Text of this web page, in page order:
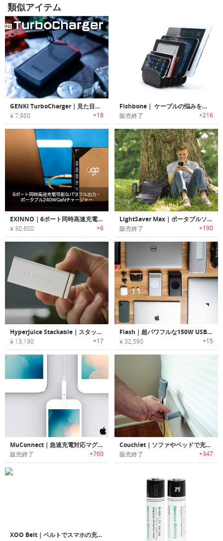
類似アイテム
GENKI TurboCharger｜見た目も使い勝手もスマートな高性能充電器
¥ 7,980 +18
Fishbone｜ ケーブルの悩みをスッキリ解消する充電ステーション「フィッシュボーン」
販売終了 +216
EXINNO｜6ポート同時高速充電可能なパワフル出力・ポータブル240WGaNチャージャー「エクシノ」
¥ 30,600 +6
LightSaver Max｜ポータブルソーラーパワーステーション「ライトセーバーマックス」
販売終了 +190
HyperJuice Stackable｜スタックして使える65W/100W USB-C GaNチャージャー「ハイパージュース」
¥ 13,190 +17
Flash｜超パワフルな150W USB-Cグラフェンポータブルバッテリー「フラッシュ」
¥ 32,590 +15
MuConnect｜急速充電対応マグネット充電ケーブル「ミューコネクト」
販売終了 +760
Couchlet｜ソファやベッドで充電ができる「カウチレット」
販売終了 +347
XOO Belt｜ベルトでスマホの充電ができる